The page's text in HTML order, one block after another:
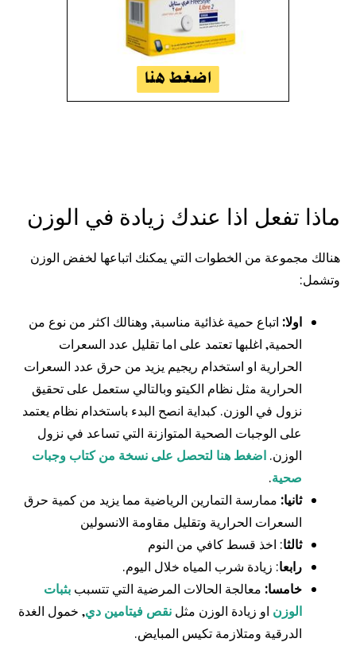
ماذا تفعل اذا عندك زيادة في الوزن
هنالك مجموعة من الخطوات التي يمكنك اتباعها لخفض الوزن
وتشمل:
اولا: اتباع حمية غذائية مناسبة, وهنالك اكثر من نوع من
الحمية, اغلبها تعتمد على اما تقليل عدد السعرات
الحرارية او استخدام ريجيم يزيد من حرق عدد السعرات
الحرارية مثل نظام الكيتو وبالتالي ستعمل على تحقيق
نزول في الوزن. كبداية انصح البدء باستخدام نظام يعتمد
على الوجبات الصحية المتوازنة التي تساعد في نزول
الوزن. اضغط هنا لتحصل على نسخة من كتاب وجبات
صحية.
ثانيا: ممارسة التمارين الرياضية مما يزيد من كمية حرق
السعرات الحرارية وتقليل مقاومة الانسولين
ثالثا: اخذ قسط كافي من النوم
رابعا: زيادة شرب المياه خلال اليوم.
خامسا: معالجة الحالات المرضية التي تتسبب بثبات
الوزن او زيادة الوزن مثل نقص فيتامين دي, خمول الغدة
الدرقية ومتلازمة تكيس المبايض.